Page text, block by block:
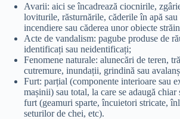
Avarii: aici se încadrează ciocnirile,
loviturile, răsturnările, căderile în apă sau
incendiere sau căderea unor obiecte
Acte de vandalism: pagube produse de
identificați sau neidentificați;
Fenomene naturale: alunecări de teren,
cutremure, inundații, grindină sau
Furt: parțial (componente interioare sau
mașinii) sau total, la care se adaugă chiar
furt (geamuri sparte, încuietori stricate,
seturilor de chei, etc).